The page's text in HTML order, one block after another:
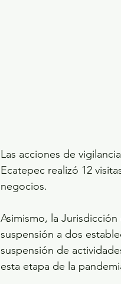
Las acciones de
Ecatepec realizó 12
negocios.
Asimismo, la
suspensión a dos
suspensión de
esta etapa de la